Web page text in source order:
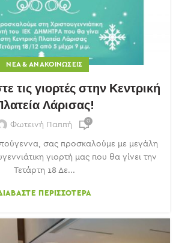
ΝΈΑ & ΑΝΑΚΟΙΝΏΣΕΙΣ
τις γιορτές στην Κεντρική
Λάρισας!
Φωτεινή Παππή 0
σας προσκαλούμε με μεγάλη
γιορτή μας που θα γίνει την
Τετάρτη 18 Δε...
ΠΕΡΙΣΣΌΤΕΡΑ